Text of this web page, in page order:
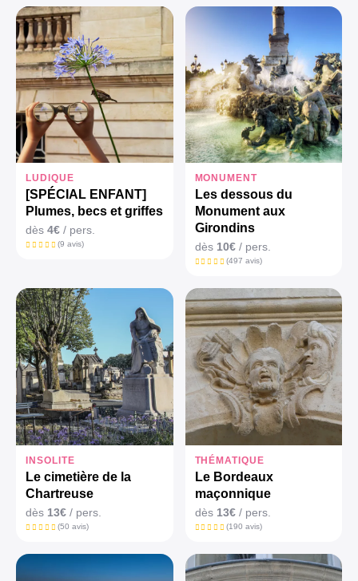
LUDIQUE
[SPÉCIAL ENFANT]
Plumes, becs et griffes
dès 4€ / pers.
(9 avis)
MONUMENT
Les dessous du
Monument aux
Girondins
dès 10€/ pers.
(497 avis)
INSOLITE
Le cimetière de la
Chartreuse
dès 13€ / pers.
(50 avis)
THÉMATIQUE
Le Bordeaux
maçonnique
dès 13€/ pers.
(190 avis)